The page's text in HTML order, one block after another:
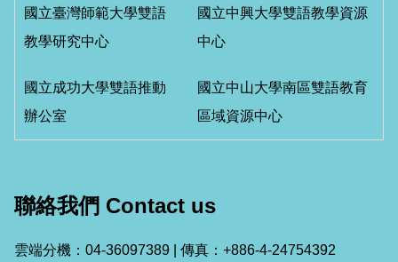
國立臺灣師範大學雙語
教學研究中心
國立中興大學雙語教學資源
中心
國立成功大學雙語推動
辦公室
國立中山大學南區雙語教育
區域資源中心
聯絡我們 Contact us
雲端分機：04-36097389 | 傳真：+886-4-24754392